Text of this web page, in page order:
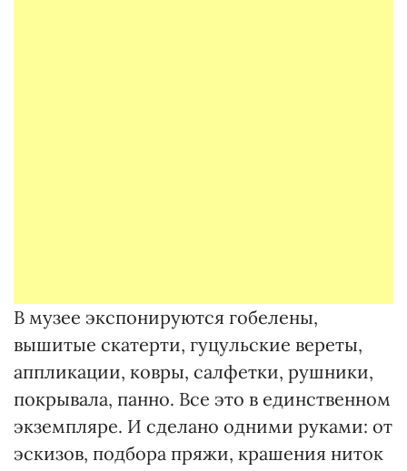
В музее экспонируются гобелены,
вышитые скатерти, гуцульские вереты,
аппликации, ковры, салфетки, рушники,
покрывала, панно. Все это в единственном
экземпляре. И сделано одними руками: от
эскизов, подбора пряжи, крашения ниток